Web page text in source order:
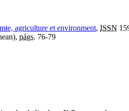
agriculture et environment, ISSN
págs. 76-79